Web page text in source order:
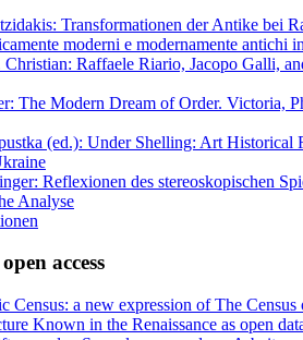
Transformationen der Antike bei
moderni e modernamente antichi
Raffaele Riario, Jacopo Galli,
The Modern Dream of Order. Victoria,
(ed.): Under Shelling: Art Historical
Reflexionen des stereoskopischen
Analyse
access
Census: a new expression of The
Known in the Renaissance as open